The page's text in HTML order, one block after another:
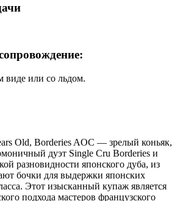
или со льдом.
Old, Borderies AOC — зрелый коньяк,
дуэт Single Cru Borderies и
разновидности японского дуба, из
бочки для выдержки японских
Этот изысканный купаж является
подхода мастеров французского